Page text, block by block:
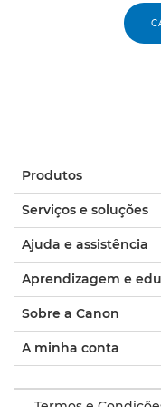
Produtos
Serviços e soluções
Ajuda e assistência
Aprendizagem e
Sobre a Canon
A minha conta